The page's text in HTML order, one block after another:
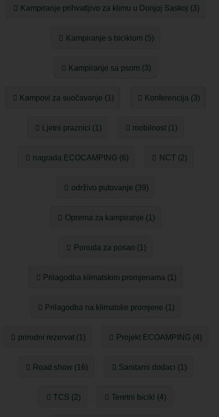
Kampiranje prihvatljivo za klimu u Donjoj Saskoj (3)
Kampiranje s biciklom (5)
Kampiranje sa psom (3)
Kampovi za suočavanje (1) Konferencija (3)
Ljetni praznici (1) mobilnost (1)
nagrada ECOCAMPING (6) NCT (2)
održivo putovanje (39)
Oprema za kampiranje (1)
Ponuda za posao (1)
Prilagodba klimatskim promjenama (1)
Prilagodba na klimatske promjene (1)
prirodni rezervat (1) Projekt ECOAMPING (4)
Road show (16) Sanitarni dodaci (1)
TCS (2) Teretni bicikl (4)